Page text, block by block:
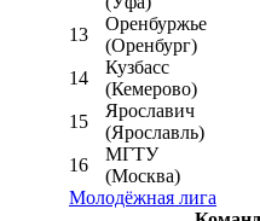
13
Оренбуржье
(Оренбург)
14
Кузбасс
(Кемерово)
15
Ярославич
(Ярославль)
16
МГТУ
(Москва)
Молодёжная лига